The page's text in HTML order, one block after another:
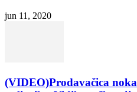
jun 11, 2020
(VIDEO)Prodavačica